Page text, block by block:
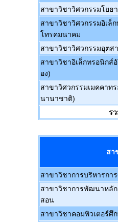
สาขาวิชาวิศวกรรมโยธา
สาขาวิชาวิศวกรรมอิเล็
โทรคมนาคม
สาขาวิชาวิศวกรรมอุตส
สาขาวิชาอิเล็กทรอนิกส์
อง)
สาขาวิศวกรรมเมคคาท
นานาชาติ)
ร
สา
สาขาวิชาการบริหารกา
สาขาวิชาการพัฒนาหลั
สอน
สาขาวิชาคอมพิวเตอร์ศึ